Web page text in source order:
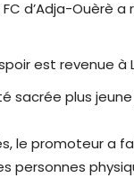
FC d’Adja-Ouèrè
est revenue à
sacrée plus
le promoteur a
personnes